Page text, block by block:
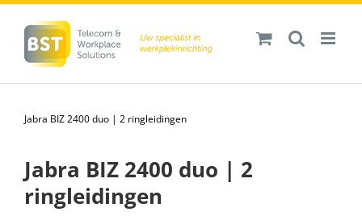
inhoud
Jabra BIZ 2400 duo | 2 ringleidingen
Jabra BIZ 2400 duo | 2
ringleidingen